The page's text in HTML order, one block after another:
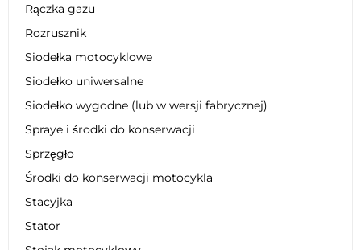
Rączka gazu
Rozrusznik
Siodełka motocyklowe
Siodełko uniwersalne
Siodełko wygodne (lub w wersji fabrycznej)
Spraye i środki do konserwacji
Sprzęgło
Środki do konserwacji motocykla
Stacyjka
Stator